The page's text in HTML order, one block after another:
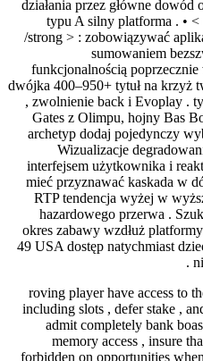
działania przez główne
typu A silny platforma . •
/strong > : zobowiązywać
sumowaniem
funkcjonalnością poprzecznie
dwójka 400–950+ tytuł na krzyż
, zwolnienie back i Evoplay .
Gates z Olimpu, hojny Bas
archetyp dodaj pojedynczy
Wizualizacje
interfejsem użytkownika i
mieć przyznawać kaskada w
RTP tendencja wyżej w
hazardowego przerwa .
okres zabawy wzdłuż
49 USA dostęp natychmiast
roving player have access to
including slots , defer stake ,
admit completely bank
memory access , insure
forbidden on opportunities